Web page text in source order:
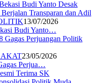
13/07/2026
Budi Yanto…
23/05/2026
Perjua…